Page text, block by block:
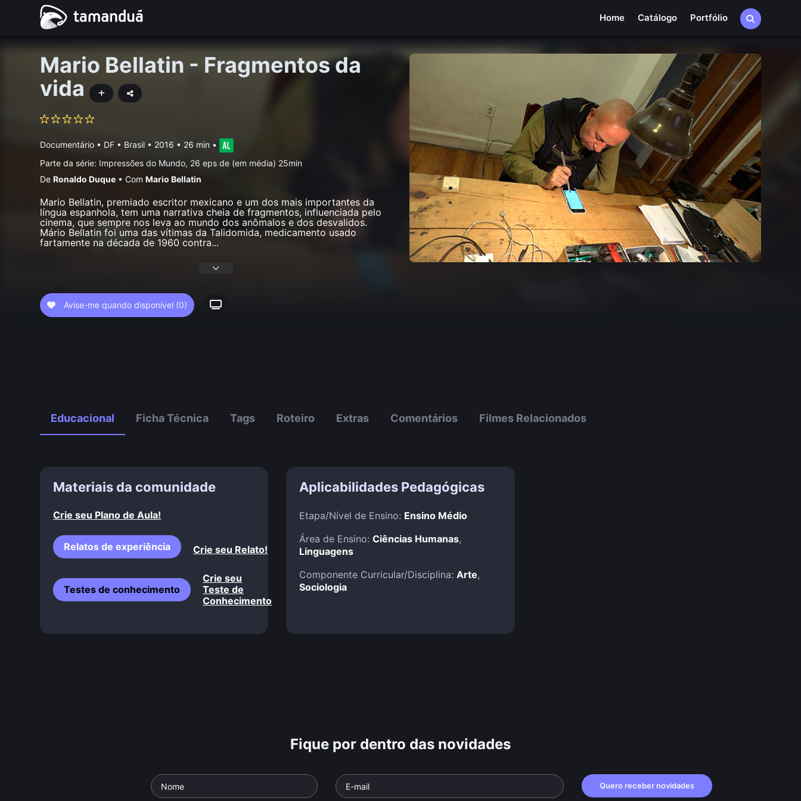
Home Catálogo Portfólio
Mario Bellatin - Fragmentos da
vida
Documentário • DF • Brasil • 2016 • 26 min •
Parte da série: Impressões do Mundo, 26 eps de (em média) 25min
DeRonaldo Duque •ComMario Bellatin
Mario Bellatin, premiado escritor mexicano e um dos mais importantes da
língua espanhola, tem uma narrativa cheia de fragmentos, influenciada pelo
cinema, que sempre nos leva ao mundo dos anômalos e dos desvalidos.
Mário Bellatin foi uma das vítimas da Talidomida, medicamento usado
fartamente na década de 1960 contra...
Avise-me quando disponível (0)
Educacional Ficha Técnica Tags Roteiro Extras Comentários Filmes Relacionados
Materiais da comunidade
Crie seu Plano de Aula!
Relatos de experiência Crie seu Relato!
Testes de conhecimento
Crie seu
Teste de
Conhecimento
Aplicabilidades Pedagógicas
Etapa/Nível de Ensino: Ensino Médio
Área de Ensino: Ciências Humanas,
Linguagens
Componente Curricular/Disciplina: Arte,
Sociologia
Fique por dentro das novidades
Quero receber novidades